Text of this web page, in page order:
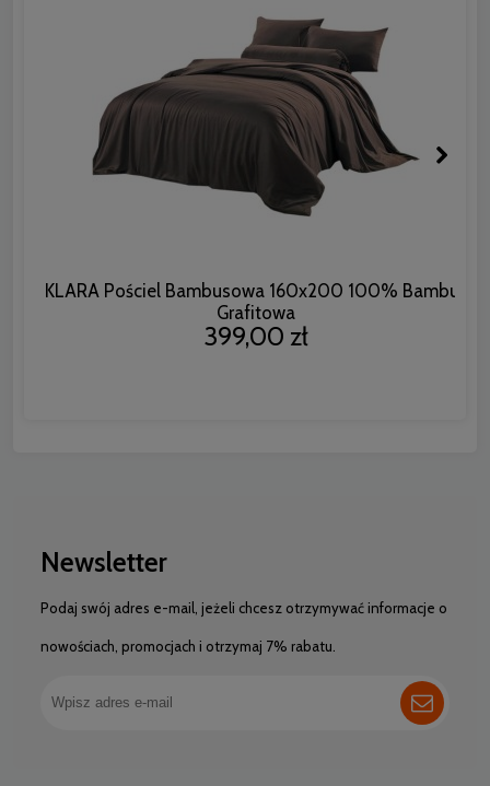
KLARA Pościel Bambusowa 160x200 100% Bambus
Grafitowa
399,00 zł
Newsletter
Podaj swój adres e-mail, jeżeli chcesz otrzymywać informacje o
nowościach, promocjach i otrzymaj 7% rabatu.